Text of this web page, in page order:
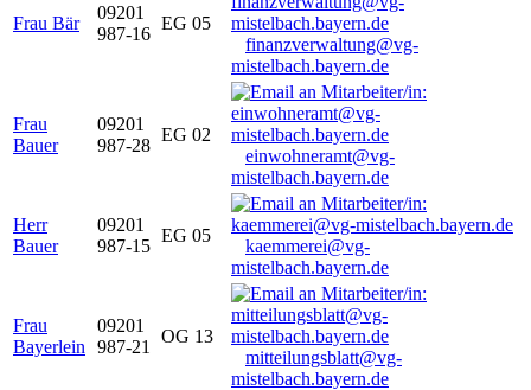
Frau Bär
09201
987-16
EG 05
finanzverwaltung@vg-
mistelbach.bayern.de
Frau
Bauer
09201
987-28
EG 02
einwohneramt@vg-
mistelbach.bayern.de
Herr
Bauer
09201
987-15
EG 05
kaemmerei@vg-
mistelbach.bayern.de
Frau
Bayerlein
09201
987-21
OG 13
mitteilungsblatt@vg-
mistelbach.bayern.de